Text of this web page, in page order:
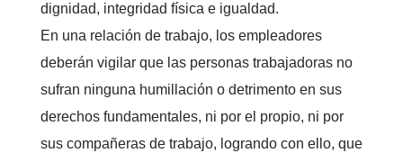
dignidad, integridad física e igualdad.
En una relación de trabajo, los empleadores
deberán vigilar que las personas trabajadoras no
sufran ninguna humillación o detrimento en sus
derechos fundamentales, ni por el propio, ni por
sus compañeras de trabajo, logrando con ello, que